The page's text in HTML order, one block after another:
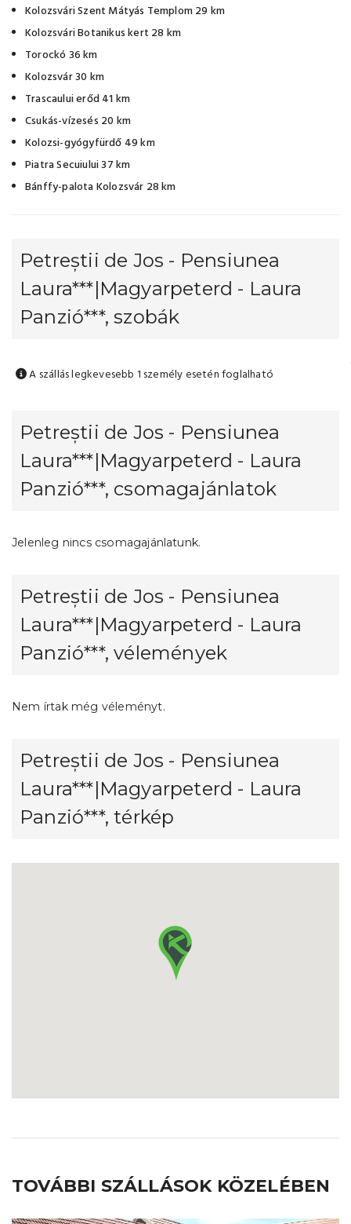
Kolozsvári Szent Mátyás Templom 29 km
Kolozsvári Botanikus kert 28 km
Torockó 36 km
Kolozsvár 30 km
Trascaului erőd 41 km
Csukás-vízesés 20 km
Kolozsi-gyógyfürdő 49 km
Piatra Secuiului 37 km
Bánffy-palota Kolozsvár 28 km
Petreștii de Jos - Pensiunea
Laura***|Magyarpeterd - Laura
Panzió***, szobák
A szállás legkevesebb 1 személy esetén foglalható
Petreștii de Jos - Pensiunea
Laura***|Magyarpeterd - Laura
Panzió***, csomagajánlatok
Jelenleg nincs csomagajánlatunk.
Petreștii de Jos - Pensiunea
Laura***|Magyarpeterd - Laura
Panzió***, vélemények
Nem írtak még véleményt.
Petreștii de Jos - Pensiunea
Laura***|Magyarpeterd - Laura
Panzió***, térkép
TOVÁBBI SZÁLLÁSOK KÖZELÉBEN